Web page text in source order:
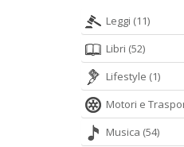
Leggi (11)
Libri (52)
Lifestyle (1)
Motori e
Musica (54)